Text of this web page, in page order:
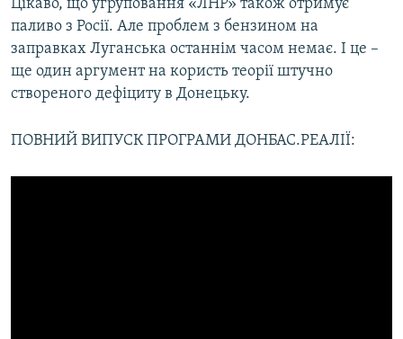
Цікаво, що угруповання «ЛНР» також отримує
паливо з Росії. Але проблем з бензином на
заправках Луганська останнім часом немає. І це –
ще один аргумент на користь теорії штучно
створеного дефіциту в Донецьку.
ПОВНИЙ ВИПУСК ПРОГРАМИ ДОНБАС.РЕАЛІЇ: